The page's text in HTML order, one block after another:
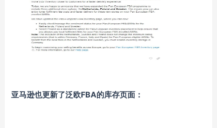
亚马逊也更新了泛欧FBA的库存页面：